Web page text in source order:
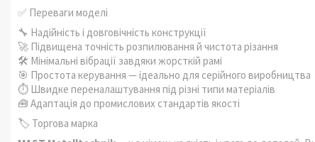
✅ Переваги моделі
🔧 Надійність і довговічність конструкції
🚀 Підвищена точність розпилювання й чистота різання
🛠️ Мінімальні вібрації завдяки жорсткій рамі
🎯 Простота керування — ідеально для серійного виробництва
⏱️ Швидке переналаштування під різні типи матеріалів
🧰 Адаптація до промислових стандартів якості
🏷️ Торгова марка